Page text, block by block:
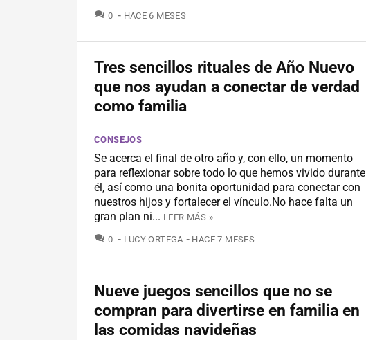
0 COMENTARIOS
HACE 6 MESES
Tres sencillos rituales de Año Nuevo
que nos ayudan a conectar de verdad
como familia
CONSEJOS
Se acerca el final de otro año y, con ello, un momento
para reflexionar sobre todo lo que hemos vivido durante
él, así como una bonita oportunidad para conectar con
nuestros hijos y fortalecer el vínculo.No hace falta un
gran plan ni... LEER MÁS »
0 COMENTARIOS
LUCY ORTEGA HACE 7 MESES
Nueve juegos sencillos que no se
compran para divertirse en familia en
las comidas navideñas